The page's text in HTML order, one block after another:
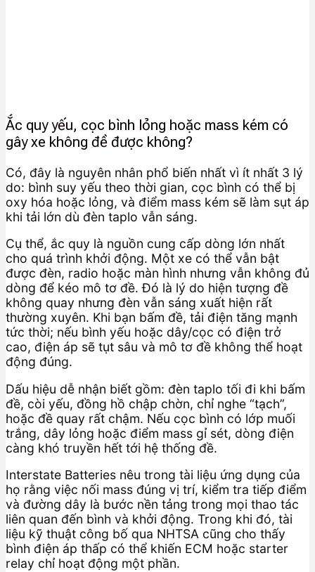
Ắc quy yếu, cọc bình lỏng hoặc mass kém có
gây xe không đề được không?
Có, đây là nguyên nhân phổ biến nhất vì ít nhất 3 lý
do: bình suy yếu theo thời gian, cọc bình có thể bị
oxy hóa hoặc lỏng, và điểm mass kém sẽ làm sụt áp
khi tải lớn dù đèn taplo vẫn sáng.
Cụ thể, ắc quy là nguồn cung cấp dòng lớn nhất
cho quá trình khởi động. Một xe có thể vẫn bật
được đèn, radio hoặc màn hình nhưng vẫn không đủ
dòng để kéo mô tơ đề. Đó là lý do hiện tượng đề
không quay nhưng đèn vẫn sáng xuất hiện rất
thường xuyên. Khi bạn bấm đề, tải điện tăng mạnh
tức thời; nếu bình yếu hoặc dây/cọc có điện trở
cao, điện áp sẽ tụt sâu và mô tơ đề không thể hoạt
động đúng.
Dấu hiệu dễ nhận biết gồm: đèn taplo tối đi khi bấm
đề, còi yếu, đồng hồ chập chờn, chỉ nghe “tạch”,
hoặc đề quay rất chậm. Nếu cọc bình có lớp muối
trắng, dây lỏng hoặc điểm mass gỉ sét, dòng điện
càng khó truyền hết tới hệ thống đề.
Interstate Batteries nêu trong tài liệu ứng dụng của
họ rằng việc nối mass đúng vị trí, kiểm tra tiếp điểm
và đường dây là bước nền tảng trong mọi thao tác
liên quan đến bình và khởi động. Trong khi đó, tài
liệu kỹ thuật công bố qua NHTSA cũng cho thấy
bình điện áp thấp có thể khiến ECM hoặc starter
relay chỉ hoạt động một phần.